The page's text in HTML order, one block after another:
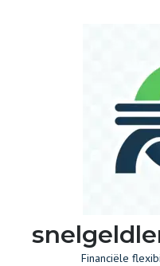
Financiële